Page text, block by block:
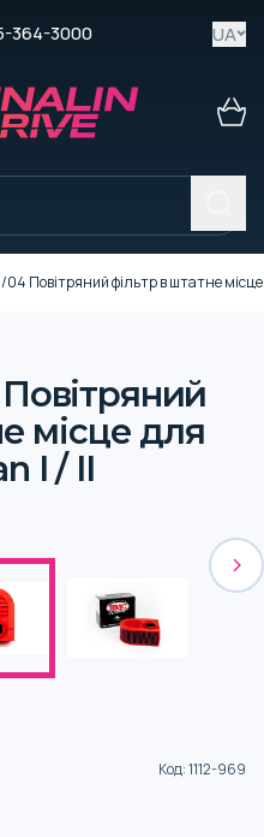
364-3000 UA
04 Повітряний фільтр в штатне
місце для
I / II
Код:1112-969